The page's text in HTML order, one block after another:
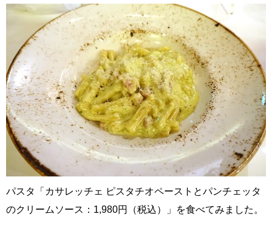
パスタ「カサレッチェ ピスタチオペーストとパンチェッタ
のクリームソース：1,980円（税込）」を食べてみました。